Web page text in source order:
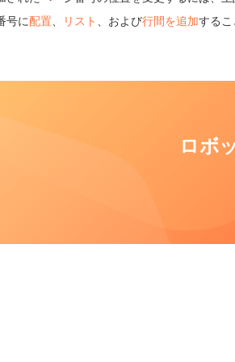
号に配置、 リスト 、および行間を追加するこ
ロボ